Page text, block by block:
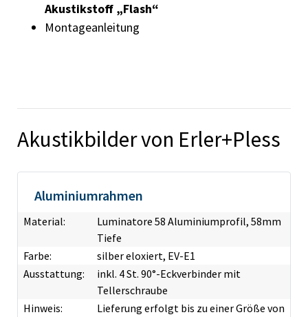
Akustikstoff „Flash“
Montageanleitung
Akustikbilder von Erler+Pless
Aluminiumrahmen
Material:
Luminatore 58 Aluminiumprofil, 58mm
Tiefe
Farbe:
silber eloxiert, EV-E1
Ausstattung:
inkl. 4 St. 90°-Eckverbinder mit
Tellerschraube
Hinweis:
Lieferung erfolgt bis zu einer Größe von